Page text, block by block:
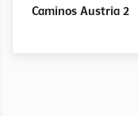
Caminos Austria 2